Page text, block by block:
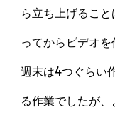
ら立ち上げるこ
ってからビデオを
週末は4つぐらい
る作業でしたが